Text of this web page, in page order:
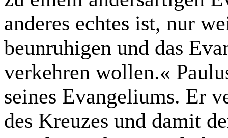
anderes echtes ist, nur
beunruhigen und das
verkehren wollen.«
seines Evangeliums. Er
des Kreuzes und damit